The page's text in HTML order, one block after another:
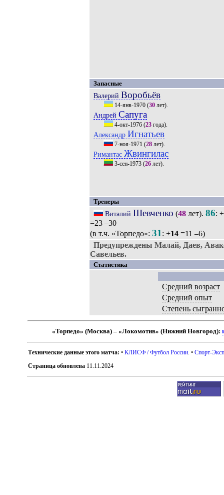
Запасные
Валерий Воробьёв
14-янв-1970(30лет).
Андрей Сапуга
4-окт-1976(23года).
Александр Игнатьев
7-ноя-1971 (28лет).
Римантас Жвингилас
3-сен-1973(26лет).
Тренеры
Виталий Шевченко (48лет). 86: +
=23 –30
(в т.ч. «Торпедо»: 31 : +14 =11 –6)
Предупреждены Малай, Даев,
Савельев.
Статистика
Средний возраст
Средний опыт
Степень
«Торпедо» (Москва) – «Локомотив» (Нижний Новгород):
Технические данные этого матча: •КЛИСФ / Футбол России . •Спорт-
Страница обновлена 11.11.2024